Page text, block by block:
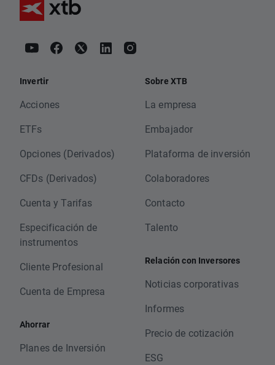
Invertir
Acciones
ETFs
Opciones (Derivados)
CFDs (Derivados)
Cuenta y Tarifas
Especificación de
instrumentos
Cliente Profesional
Cuenta de Empresa
Ahorrar
Planes de Inversión
Sobre XTB
La empresa
Embajador
Plataforma de inversión
Colaboradores
Contacto
Talento
Relación con Inversores
Noticias corporativas
Informes
Precio de cotización
ESG